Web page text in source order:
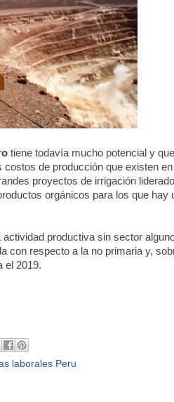
tiene todavía mucho potencial y
de producción que existen
proyectos de irrigación
orgánicos para los que hay
productiva sin sector
con respecto a la no primaria y,
el 2019.
laborales Peru